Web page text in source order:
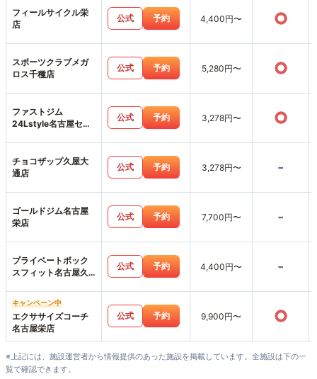
フィールサイクル栄
店
公式 予約 4,400円〜 ○
スポーツクラブメガ
ロス千種店
公式 予約 5,280円〜 ○
ファストジム
24Lstyle名古屋セン
公式 予約 3,278円〜 ○
チョコザップ久屋大
通店
公式 予約 3,278円〜 -
ゴールドジム名古屋
栄店
公式 予約 7,700円〜 -
プライベートボック
スフィット名古屋久
公式 予約 4,400円〜 -
キャンペーン中
エクササイズコーチ
名古屋栄店
公式 予約 9,900円〜 ○
※上記には、施設運営者から情報提供のあった施設を掲載しています。全施設は下の一
覧で確認できます。